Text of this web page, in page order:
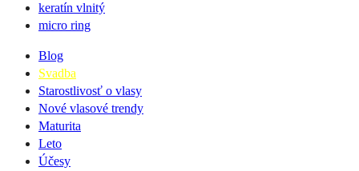
keratín vlnitý
micro ring
Blog
Svadba
Starostlivosť o vlasy
Nové vlasové trendy
Maturita
Leto
Účesy